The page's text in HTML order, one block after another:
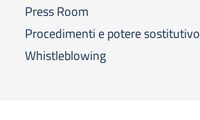
Press Room
Procedimenti e potere sostitutivo
Whistleblowing